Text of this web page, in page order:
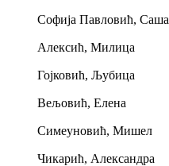
Софија Павловић, Саша
Алексић, Милица
Гојковић, Љубица
Вељовић, Елена
Симеуновић, Мишел
Чикарић, Александра